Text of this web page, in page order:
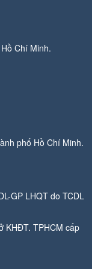
Chí Minh.
phố Hồ Chí Minh.
GP LHQT do TCDL
KHĐT. TPHCM cấp